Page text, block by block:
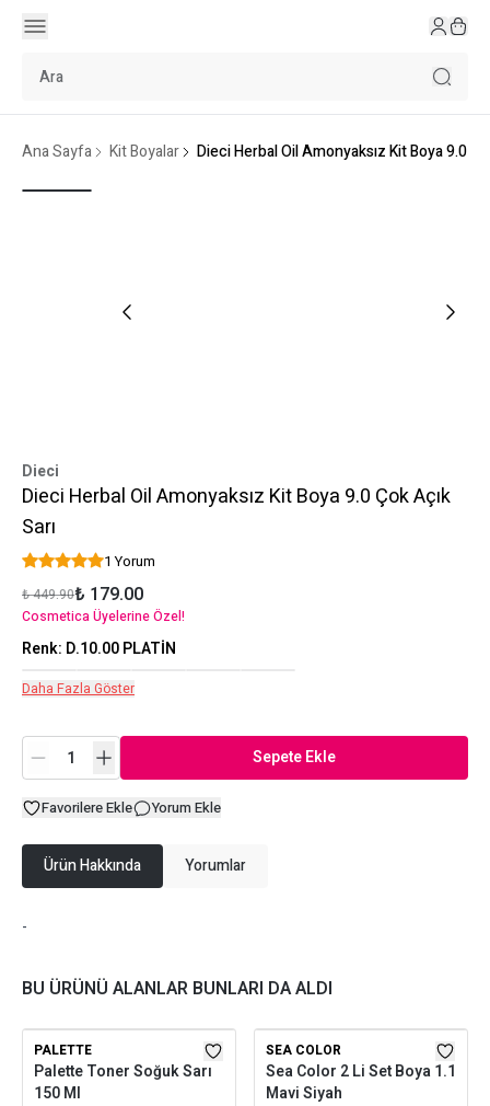
Ana Sayfa Kit Boyalar Dieci Herbal Oil Amonyaksız Kit Boya 9.0
Dieci
Dieci Herbal Oil Amonyaksız Kit Boya 9.0 Çok Açık
Sarı
1 Yorum
₺ 449.90₺ 179.00
Cosmetica Üyelerine Özel!
Renk: D.10.00 PLATİN
Daha Fazla Göster
Sepete Ekle
Favorilere Ekle Yorum Ekle
Ürün Hakkında Yorumlar
-
BU ÜRÜNÜ ALANLAR BUNLARI DA ALDI
PALETTE
Palette Toner Soğuk Sarı
150 Ml
SEA COLOR
Sea Color 2 Li Set Boya 1.1
Mavi Siyah